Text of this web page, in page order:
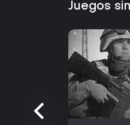
Juegos